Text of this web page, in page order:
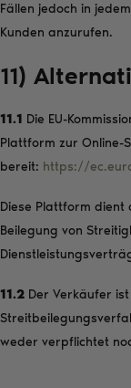
Fällen jedoch in
Kunden anzurufen.
11)
11.1 Die EU-
Plattform zur Online-
bereit: https://
Diese Plattform dient
Beilegung von
11.2 Der Verkäufer
weder verpflichtet